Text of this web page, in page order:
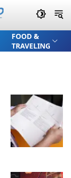
FOOD &
TRAVELING